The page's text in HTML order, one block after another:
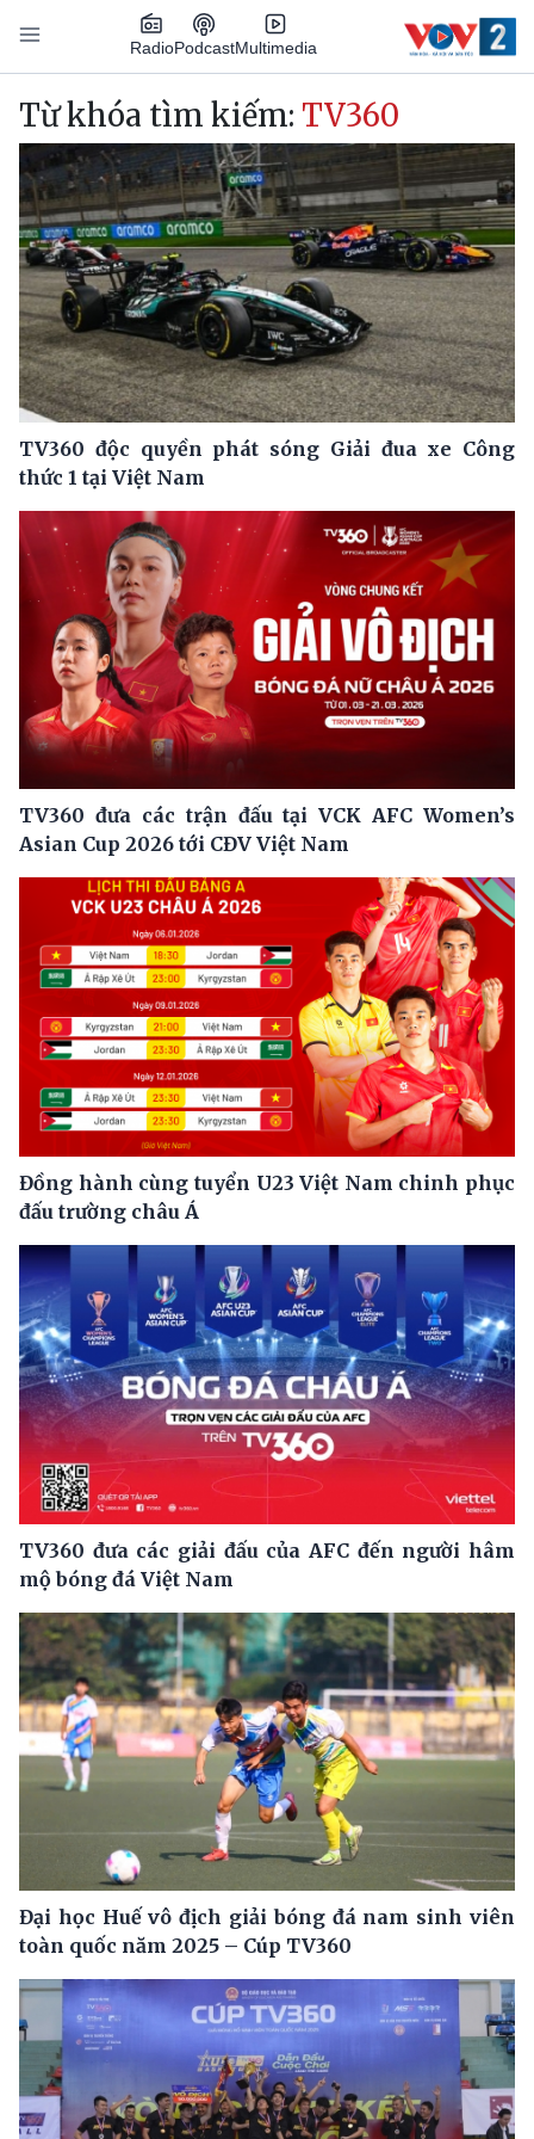
Nhảy đến nội dung
RadioPodcastMultimedia
Main navigation
Từ khóa tìm kiếm: TV360
TV360 độc quyền phát sóng Giải đua xe Công
thức 1 tại Việt Nam
TV360 đưa các trận đấu tại VCK AFC Women’s
Asian Cup 2026 tới CĐV Việt Nam
Đồng hành cùng tuyển U23 Việt Nam chinh phục
đấu trường châu Á
TV360 đưa các giải đấu của AFC đến người hâm
mộ bóng đá Việt Nam
Đại học Huế vô địch giải bóng đá nam sinh viên
toàn quốc năm 2025 – Cúp TV360